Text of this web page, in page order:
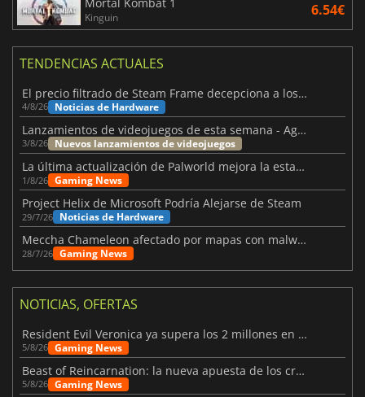
Kinguin 6.54€
TENDENCIAS ACTUALES
El precio filtrado de Steam Frame decepciona a los usuarios
4/8/26 Noticias de Hardware
Lanzamientos de videojuegos de esta semana - Agosto de 2026 (semana 32)
3/8/26 Nuevos lanzamientos de videojuegos
La última actualización de Palworld mejora la estabilidad
1/8/26 Gaming News
Project Helix de Microsoft Podría Alejarse de Steam
29/7/26 Noticias de Hardware
Meccha Chameleon afectado por mapas con malware y Discord
28/7/26 Gaming News
NOTICIAS, OFERTAS
Resident Evil Veronica ya supera los 2 millones en listas de deseados
5/8/26 Gaming News
Beast of Reincarnation: la nueva apuesta de los creadores de Pokémon
5/8/26 Gaming News